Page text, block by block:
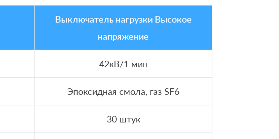
Выключатель нагрузки Высокое
напряжение
42кВ/1 мин
Эпоксидная смола, газ SF6
30 штук